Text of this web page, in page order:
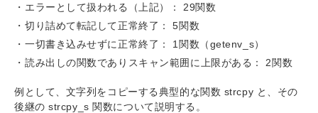
エラーとして扱われる（上記）： 29関数
切り詰めて転記して正常終了： 5関数
一切書き込みせずに正常終了： 1関数（getenv_s）
読み出しの関数でありスキャン範囲に上限がある： 2関数
例として、文字列をコピーする典型的な関数 strcpy と、その
後継の strcpy_s 関数について説明する。